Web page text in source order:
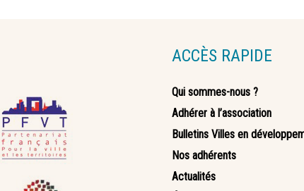
ACCÈS RAPIDE
Qui sommes-nous ?
Adhérer à l’association
Bulletins Villes en
Nos adhérents
Actualités